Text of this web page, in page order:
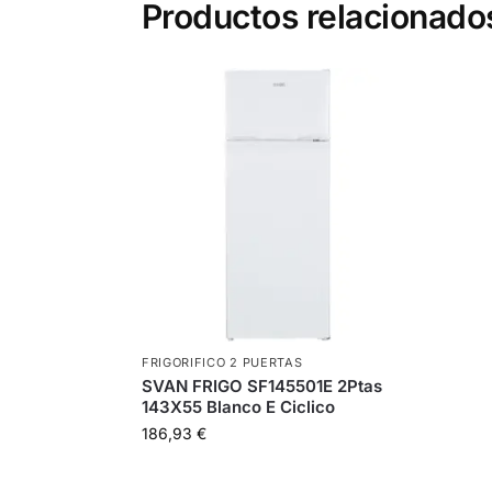
Productos
FRIGORIFICO 2 PUERTAS
SVAN FRIGO SF145501E 2Ptas
143X55 Blanco E Ciclico
186,93 €